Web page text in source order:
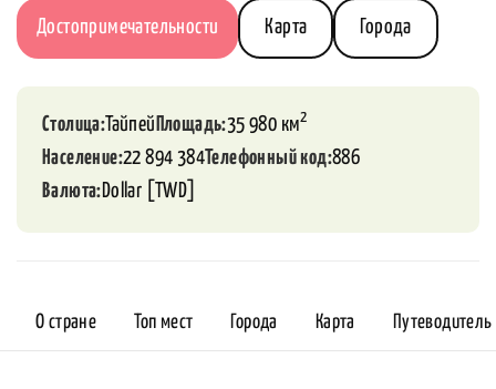
Достопримечательности Карта Города
Столица Тайпей Площадь 35 980 км2
Население 22 894 384Телефонный код 886
Валюта Dollar [TWD]
О стране Топ мест Города Карта Путеводитель